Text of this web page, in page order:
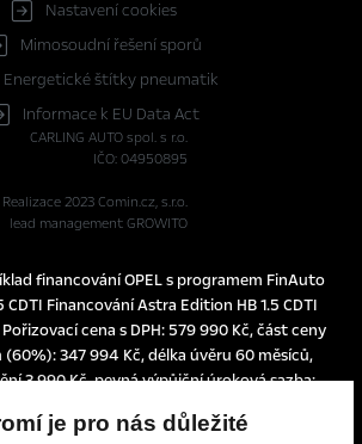
Nastavení cookies
Mimosoudní řešení sporů
Energetické štítky pneumatik
Informace k EU Data Act
CARLING AUTO spol. s r.o.
IČO: 04950895
Realizace 2023 Comin.cz, s.r.o.
lead management GROWITO
financování OPEL s programem FinAuto
CDTI Financování Astra Edition HB 1.5 CDTI
cena s DPH: 579 990 Kč, část ceny
347 994 Kč, délka úvěru 60 měsíců,
3.990 Kč, pevná výpůjční úroková sazba:
a platí do 30. 6. 2026 nebo do odvolání.
je pro nás důležité